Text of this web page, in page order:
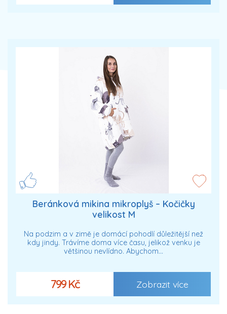
Beránková mikina mikroplyš – Kočičky
velikost M
Na podzim a v zimě je domácí pohodlí důležitější než
kdy jindy. Trávíme doma více času, jelikož venku je
většinou nevlídno. Abychom…
799 Kč Zobrazit více